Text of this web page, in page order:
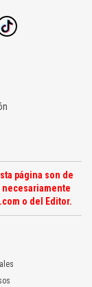
página son de
o del Editor.